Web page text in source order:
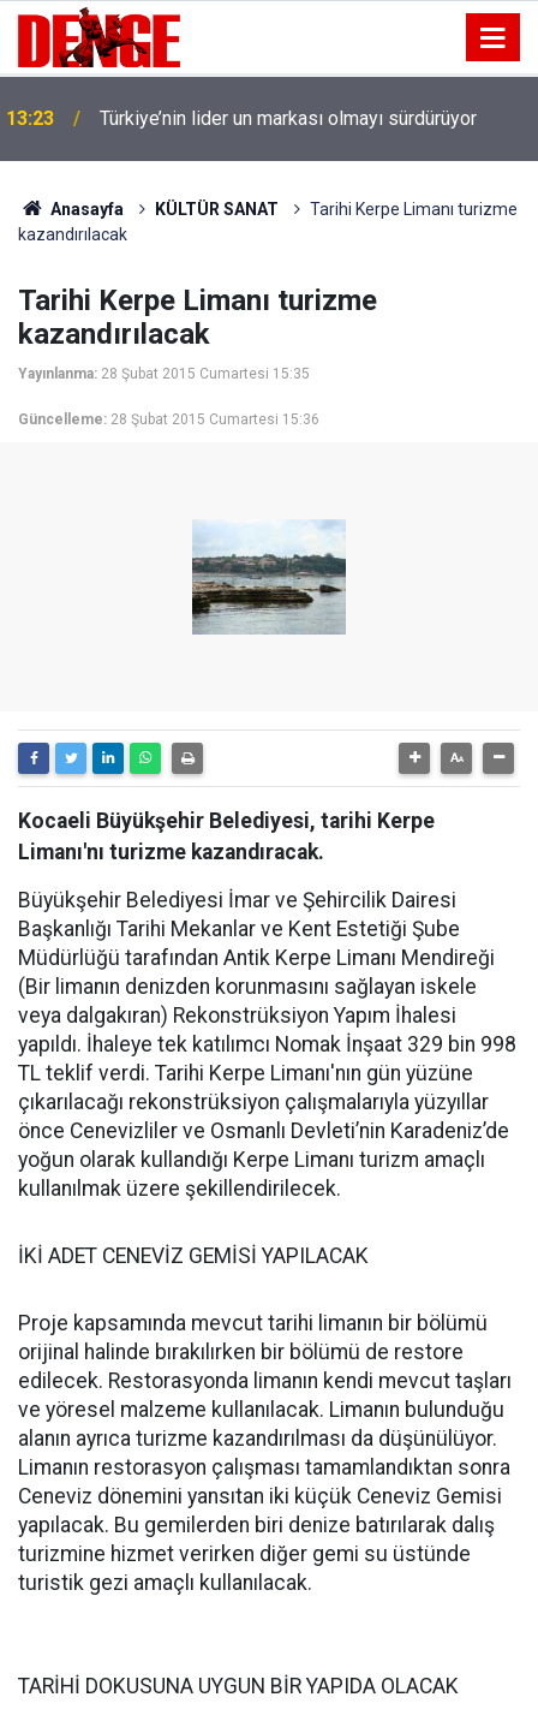
13:23 Türkiye’nin lider un markası olmayı sürdürüyor
Anasayfa KÜLTÜR SANAT
Tarihi Kerpe Limanı turizme
kazandırılacak
Tarihi Kerpe Limanı turizme
kazandırılacak
Yayınlanma: 28 Şubat 2015 Cumartesi 15:35
Güncelleme: 28 Şubat 2015 Cumartesi 15:36
Kocaeli Büyükşehir Belediyesi, tarihi Kerpe
Limanı'nı turizme kazandıracak.
Büyükşehir Belediyesi İmar ve Şehircilik Dairesi
Başkanlığı Tarihi Mekanlar ve Kent Estetiği Şube
Müdürlüğü tarafından Antik Kerpe Limanı Mendireği
(Bir limanın denizden korunmasını sağlayan iskele
veya dalgakıran) Rekonstrüksiyon Yapım İhalesi
yapıldı. İhaleye tek katılımcı Nomak İnşaat 329 bin 998
TL teklif verdi. Tarihi Kerpe Limanı'nın gün yüzüne
çıkarılacağı rekonstrüksiyon çalışmalarıyla yüzyıllar
önce Cenevizliler ve Osmanlı Devleti’nin Karadeniz’de
yoğun olarak kullandığı Kerpe Limanı turizm amaçlı
kullanılmak üzere şekillendirilecek.
İKİ ADET CENEVİZ GEMİSİ YAPILACAK
Proje kapsamında mevcut tarihi limanın bir bölümü
orijinal halinde bırakılırken bir bölümü de restore
edilecek. Restorasyonda limanın kendi mevcut taşları
ve yöresel malzeme kullanılacak. Limanın bulunduğu
alanın ayrıca turizme kazandırılması da düşünülüyor.
Limanın restorasyon çalışması tamamlandıktan sonra
Ceneviz dönemini yansıtan iki küçük Ceneviz Gemisi
yapılacak. Bu gemilerden biri denize batırılarak dalış
turizmine hizmet verirken diğer gemi su üstünde
turistik gezi amaçlı kullanılacak.
TARİHİ DOKUSUNA UYGUN BİR YAPIDA OLACAK